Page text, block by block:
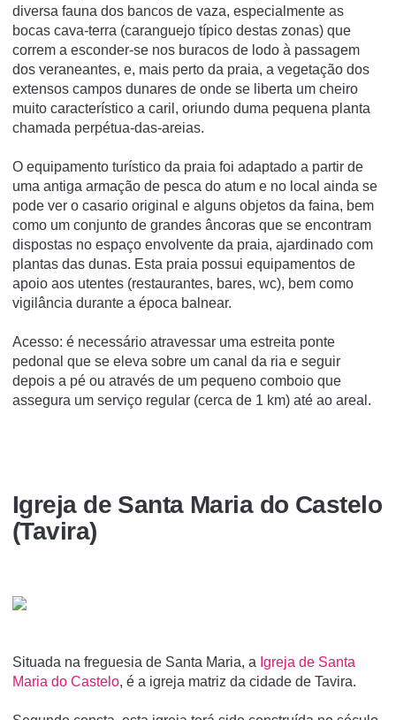
diversa fauna dos bancos de vaza, especialmente as
bocas cava-terra (caranguejo típico destas zonas) que
correm a esconder-se nos buracos de lodo à passagem
dos veraneantes, e, mais perto da praia, a vegetação dos
extensos campos dunares de onde se liberta um cheiro
muito característico a caril, oriundo duma pequena planta
chamada perpétua-das-areias.
O equipamento turístico da praia foi adaptado a partir de
uma antiga armação de pesca do atum e no local ainda se
pode ver o casario original e alguns objetos da faina, bem
como um conjunto de grandes âncoras que se encontram
dispostas no espaço envolvente da praia, ajardinado com
plantas das dunas. Esta praia possui equipamentos de
apoio aos utentes (restaurantes, bares, wc), bem como
vigilância durante a época balnear.
Acesso: é necessário atravessar uma estreita ponte
pedonal que se eleva sobre um canal da ria e seguir
depois a pé ou através de um pequeno comboio que
assegura um serviço regular (cerca de 1 km) até ao areal.
Igreja de Santa Maria do Castelo
(Tavira)
Situada na freguesia de Santa Maria, a Igreja de Santa
Maria do Castelo, é a igreja matriz da cidade de Tavira.